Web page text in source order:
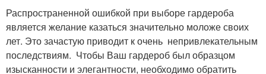
Распространенной ошибкой при выборе гардероба
является желание казаться значительно моложе своих
лет. Это зачастую приводит к очень непривлекательным
последствиям. Чтобы Ваш гардероб был образцом
изысканности и элегантности, необходимо обратить